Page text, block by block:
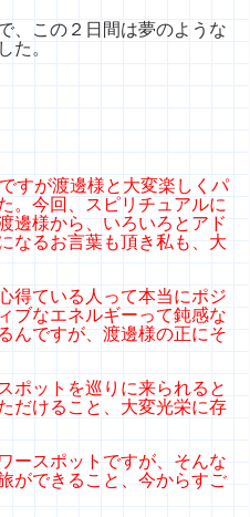
、
この２日間は夢のような
た。
すが渡邊様と大変楽しくパ
。今回、スピリチュアルに
邊様から、いろいろとアド
なるお言葉も頂き私も、大
得ている人って本当にポジ
ブなエネルギーって鈍感な
んですが、渡邊様の正にそ
ポットを巡りに来られると
だけること、大変光栄に存
ースポットですが、そんな
ができること、今からすご